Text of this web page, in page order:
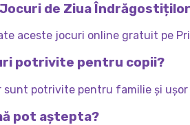
de Ziua
aceste jocuri online gratuit pe
potrivite pentru copii?
sunt potrivite pentru familie și
pot aștepta?